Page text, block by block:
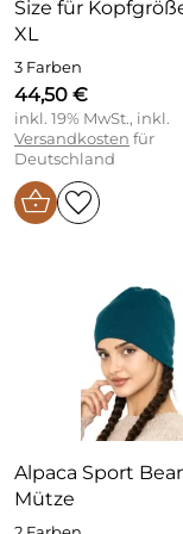
Size für
XL
3 Farben
44,50 €
inkl. 19% MwSt., inkl.
Versandkosten für
Deutschland
Alpaca Sport
Mütze